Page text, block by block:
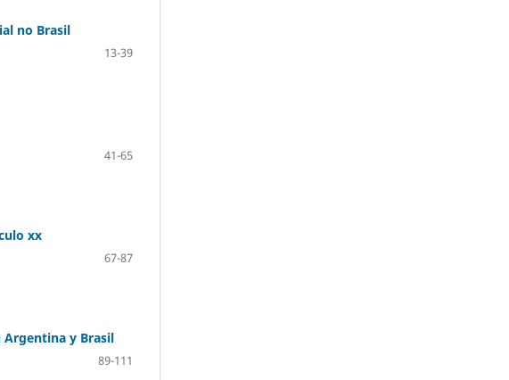
no Brasil
13-39
41-65
xx
67-87
y Brasil
89-111